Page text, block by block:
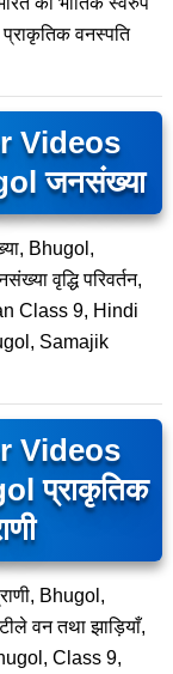
वनस्पति
Videos
जनसंख्या
Bhugol,
वृद्धि परिवर्तन,
Class 9, Hindi
Samajik
Videos
प्राकृतिक
Bhugol,
वन तथा झाड़ियाँ,
Class 9,